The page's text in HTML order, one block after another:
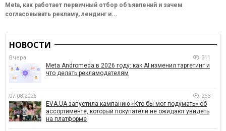
Meta, как работает первичный отбор объявлений и зачем
согласовывать рекламу, лендинг и...
НОВОСТИ
Вчера 311
Meta Andromeda в 2026 году: как AI изменил таргетинг и
что делать рекламодателям
07.08.2026 253
EVA.UA запустила кампанию «Кто бы мог подумать» об
ассортименте, который покупатели не ожидают увидеть
на платформе